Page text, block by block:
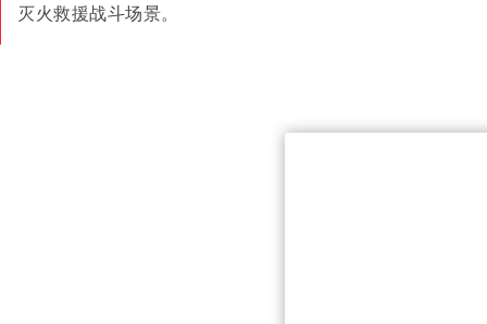
灭火救援战斗场景。